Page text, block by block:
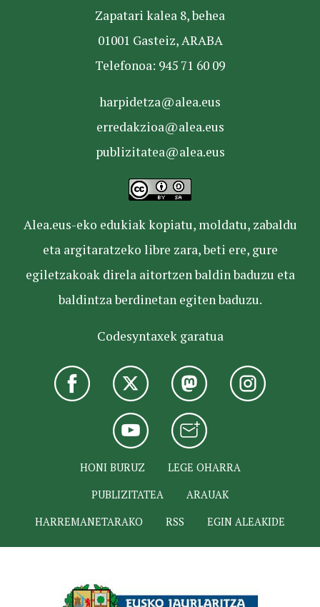
Zapatari kalea 8, behea
01001 Gasteiz, ARABA
Telefonoa: 945 71 60 09
harpidetza@alea.eus
erredakzioa@alea.eus
publizitatea@alea.eus
Alea.eus-eko edukiak kopiatu, moldatu, zabaldu
eta argitaratzeko libre zara, beti ere, gure
egiletzakoak direla aitortzen baldin baduzu eta
baldintza berdinetan egiten baduzu.
Codesyntaxek garatua
HONI BURUZ
LEGE OHARRA
PUBLIZITATEA
ARAUAK
HARREMANETARAKO
RSS EGIN ALEAKIDE